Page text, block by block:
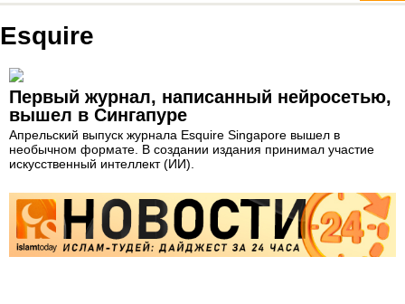
Esquire
Первый журнал, написанный нейросетью,
вышел в Сингапуре
Апрельский выпуск журнала Esquire Singapore вышел в
необычном формате. В создании издания принимал участие
искусственный интеллект (ИИ).